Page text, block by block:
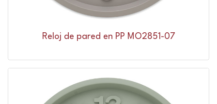
Reloj de pared en PP MO2851-07